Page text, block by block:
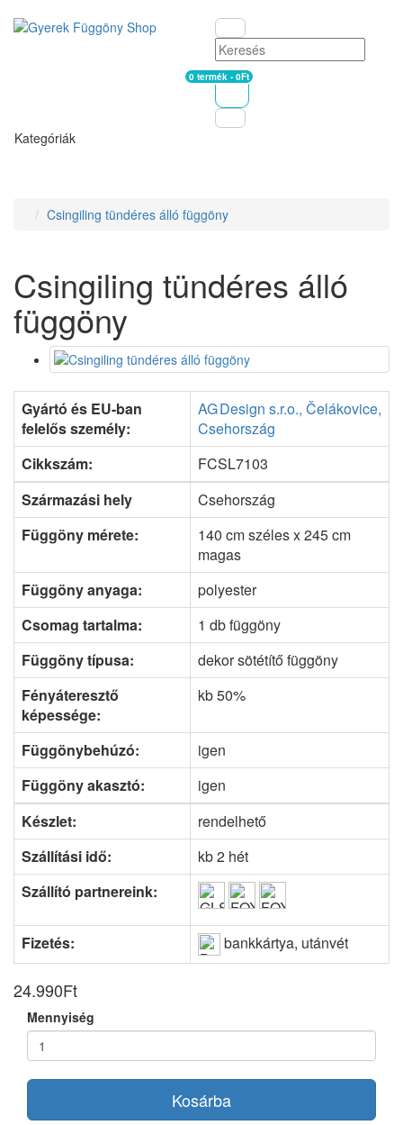
Kosár
0 termék - 0Ft
Kategóriák
Csingiling tündéres álló függöny
Csingiling tündéres álló
függöny
Gyártó és EU-ban
felelős személy:
AG Design s.r.o., Čelákovice,
Csehország
Cikkszám:
FCSL7103
Származási hely
Csehország
Függöny mérete:
140 cm széles x 245 cm
magas
Függöny anyaga:
polyester
Csomag tartalma:
1 db függöny
Függöny típusa:
dekor sötétítő függöny
Fényáteresztő
képessége:
kb 50%
Függönybehúzó:
igen
Függöny akasztó:
igen
Készlet:
rendelhető
Szállítási idő:
kb 2 hét
Szállító partnereink:
Fizetés: bankkártya, utánvét
24.990Ft
Mennyiség
Kosárba